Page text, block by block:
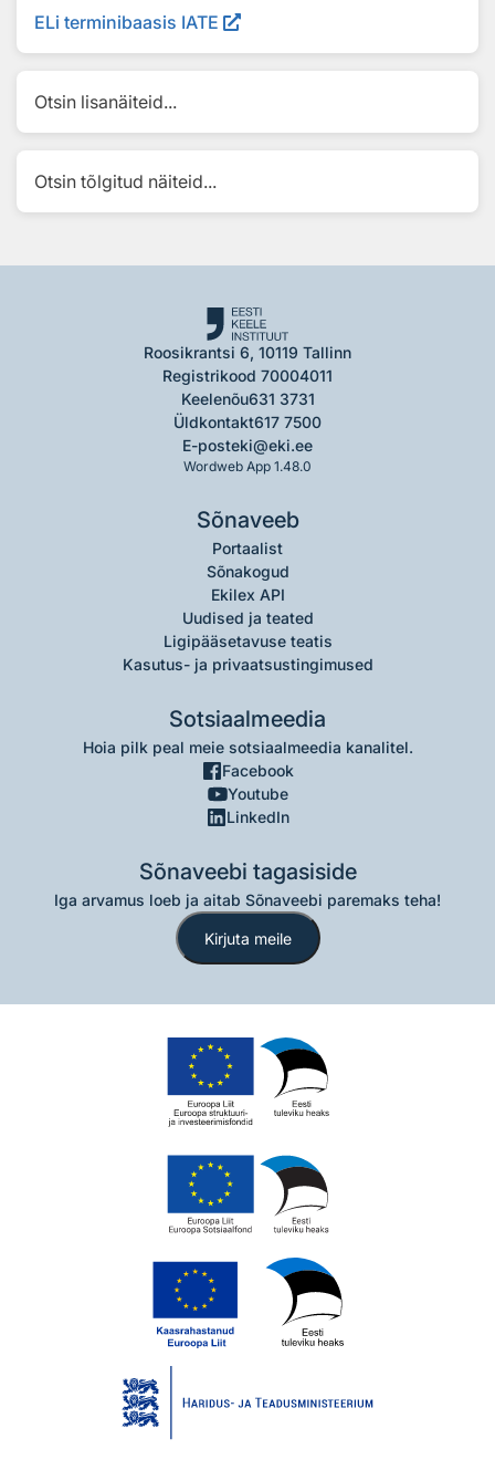
ELi terminibaasis IATE
Otsin lisanäiteid...
Otsin tõlgitud näiteid...
Roosikrantsi 6, 10119 Tallinn
Registrikood 70004011
Keelenõu631 3731
Üldkontakt617 7500
E-posteki@eki.ee
Wordweb App 1.48.0
Sõnaveeb
Portaalist
Sõnakogud
Ekilex API
Uudised ja teated
Ligipääsetavuse teatis
Kasutus- ja privaatsustingimused
Sotsiaalmeedia
Hoia pilk peal meie sotsiaalmeedia kanalitel.
Facebook
Youtube
LinkedIn
Sõnaveebi tagasiside
Iga arvamus loeb ja aitab Sõnaveebi paremaks teha!
Kirjuta meile